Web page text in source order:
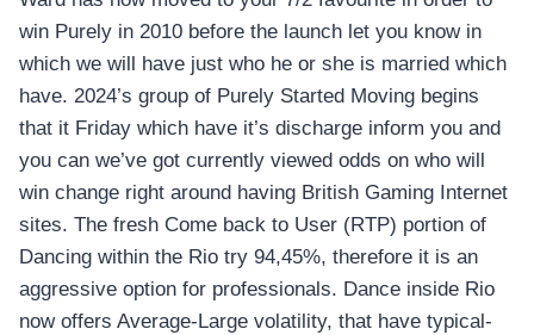
win Purely in 2010 before the launch let you know in
which we will have just who he or she is married which
have. 2024’s group of Purely Started Moving begins
that it Friday which have it’s discharge inform you and
you can we’ve got currently viewed odds on who will
win change right around having British Gaming Internet
sites. The fresh Come back to User (RTP) portion of
Dancing within the Rio try 94,45%, therefore it is an
aggressive option for professionals. Dance inside Rio
now offers Average-Large volatility, that have typical-